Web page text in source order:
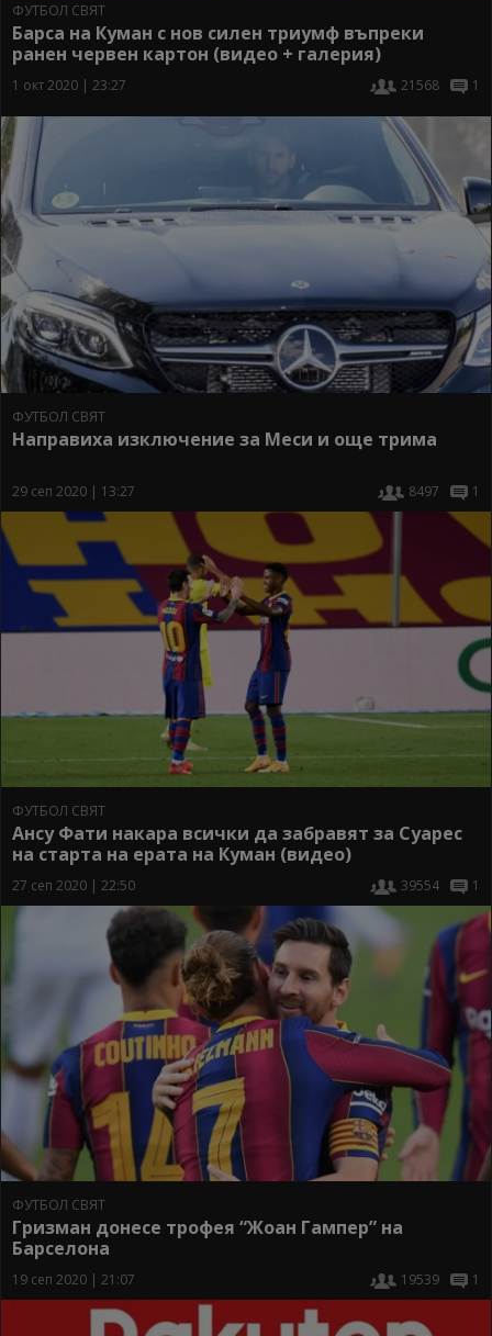
ФУТБОЛ СВЯТ
Барса на Куман с нов силен триумф въпреки
ранен червен картон (видео + галерия)
1 окт 2020 | 23:27 21568 1
ФУТБОЛ СВЯТ
Направиха изключение за Меси и още трима
29 сеп 2020 | 13:27 8497 1
ФУТБОЛ СВЯТ
Ансу Фати накара всички да забравят за Суарес
на старта на ерата на Куман (видео)
27 сеп 2020 | 22:50 39554 1
ФУТБОЛ СВЯТ
Гризман донесе трофея “Жоан Гампер” на
Барселона
19 сеп 2020 | 21:07 19539 1